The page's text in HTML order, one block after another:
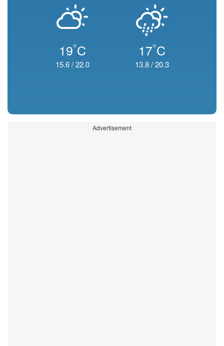
19°C
15.6/22.0
17°C
13.8/20.3
Advertisement